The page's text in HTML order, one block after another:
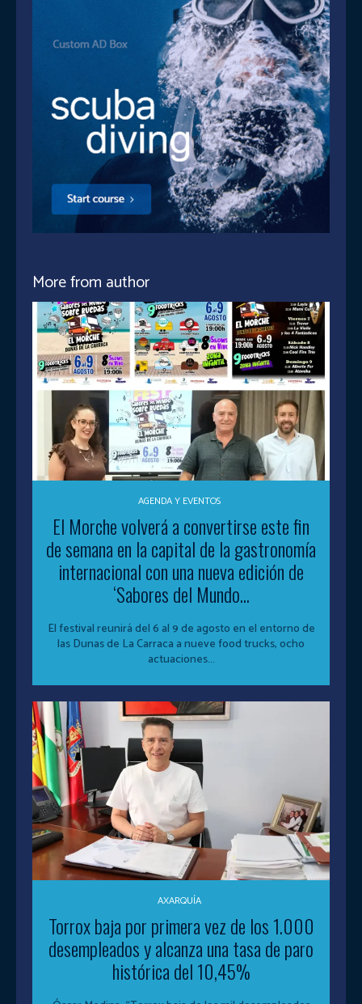
More from author
AGENDA Y EVENTOS
El Morche volverá a convertirse este fin
de semana en la capital de la gastronomía
internacional con una nueva edición de
‘Sabores del Mundo...
El festival reunirá del 6 al 9 de agosto en el entorno de
las Dunas de La Carraca a nueve food trucks, ocho
actuaciones...
AXARQUÍA
Torrox baja por primera vez de los 1.000
desempleados y alcanza una tasa de paro
histórica del 10,45%